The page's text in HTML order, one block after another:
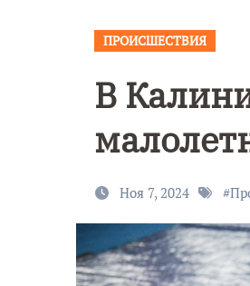
ПРОИСШЕСТВИЯ
В
Ноя 7, 2024 #